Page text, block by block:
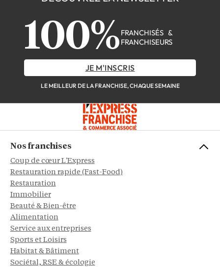
100% FRANCHISÉS &
FRANCHISEURS
JE M'INSCRIS
LE MEILLEUR DE LA FRANCHISE, CHAQUE SEMAINE
Nos franchises
Coup de cœur L'Express
Restauration rapide (Fast-Food)
Restauration
Immobilier
Beauté & Bien-être
Alimentation
Service aux entreprises
Sports et Loisirs
Habitat & Bâtiment
Sociétal, RSE & écologie